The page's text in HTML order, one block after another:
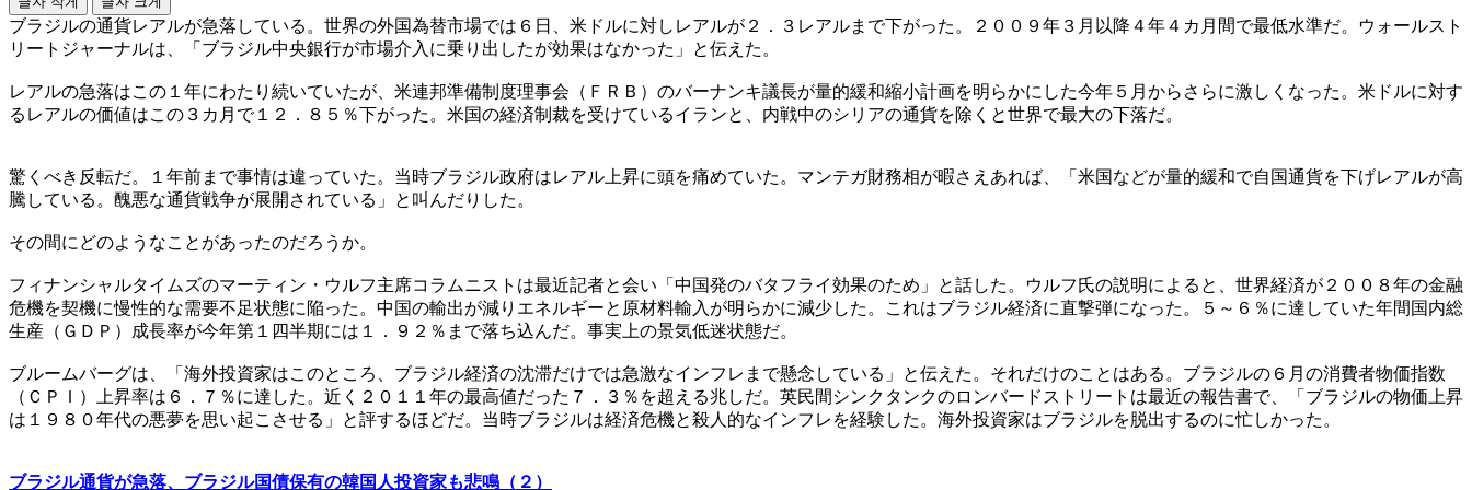
ブラジルの通貨レアルが急落している。世界の外国為替市場では６日、米ドルに対しレアルが２．３レアルまで下がった。２００９年３月以降４年４カ月間で最低水準だ。ウォールスト
リートジャーナルは、「ブラジル中央銀行が市場介入に乗り出したが効果はなかった」と伝えた。
レアルの急落はこの１年にわたり続いていたが、米連邦準備制度理事会（ＦＲＢ）のバーナンキ議長が量的緩和縮小計画を明らかにした今年５月からさらに激しくなった。米ドルに対す
るレアルの価値はこの３カ月で１２．８５％下がった。米国の経済制裁を受けているイランと、内戦中のシリアの通貨を除くと世界で最大の下落だ。
驚くべき反転だ。１年前まで事情は違っていた。当時ブラジル政府はレアル上昇に頭を痛めていた。マンテガ財務相が暇さえあれば、「米国などが量的緩和で自国通貨を下げレアルが高
騰している。醜悪な通貨戦争が展開されている」と叫んだりした。
その間にどのようなことがあったのだろうか。
フィナンシャルタイムズのマーティン・ウルフ主席コラムニストは最近記者と会い「中国発のバタフライ効果のため」と話した。ウルフ氏の説明によると、世界経済が２００８年の金融
危機を契機に慢性的な需要不足状態に陥った。中国の輸出が減りエネルギーと原材料輸入が明らかに減少した。これはブラジル経済に直撃弾になった。５～６％に達していた年間国内総
生産（ＧＤＰ）成長率が今年第１四半期には１．９２％まで落ち込んだ。事実上の景気低迷状態だ。
ブルームバーグは、「海外投資家はこのところ、ブラジル経済の沈滞だけでは急激なインフレまで懸念している」と伝えた。それだけのことはある。ブラジルの６月の消費者物価指数
（ＣＰＩ）上昇率は６．７％に達した。近く２０１１年の最高値だった７．３％を超える兆しだ。英民間シンクタンクのロンバードストリートは最近の報告書で、「ブラジルの物価上昇
は１９８０年代の悪夢を思い起こさせる」と評するほどだ。当時ブラジルは経済危機と殺人的なインフレを経験した。海外投資家はブラジルを脱出するのに忙しかった。
ブラジル通貨が急落、ブラジル国債保有の韓国人投資家も悲鳴（２）